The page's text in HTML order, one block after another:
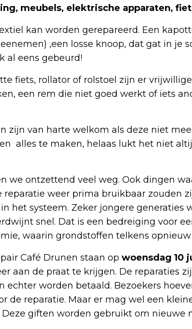
meubels, elektrische apparaten,
kan worden gerepareerd. Een
,een losse knoop, dat gat in je
al eens gebeurd!
fiets, rollator of rolstoel zijn er
een rem die niet goed werkt of iets
zijn van harte welkom als deze niet
alles te maken, helaas lukt het niet
we ontzettend veel weg. Ook dingen
reparatie weer prima bruikbaar zouden
het systeem. Zeker jongere generaties
snel. Dat is een bedreiging voor
waarin grondstoffen telkens
Café Drunen staan op woensdag 10
aan de praat te krijgen. De reparaties
echter worden betaald. Bezoekers
de reparatie. Maar er mag wel een
giften worden gebruikt om nieuwe